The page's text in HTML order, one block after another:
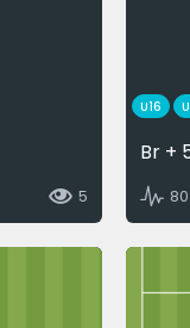
5
U16
Br +